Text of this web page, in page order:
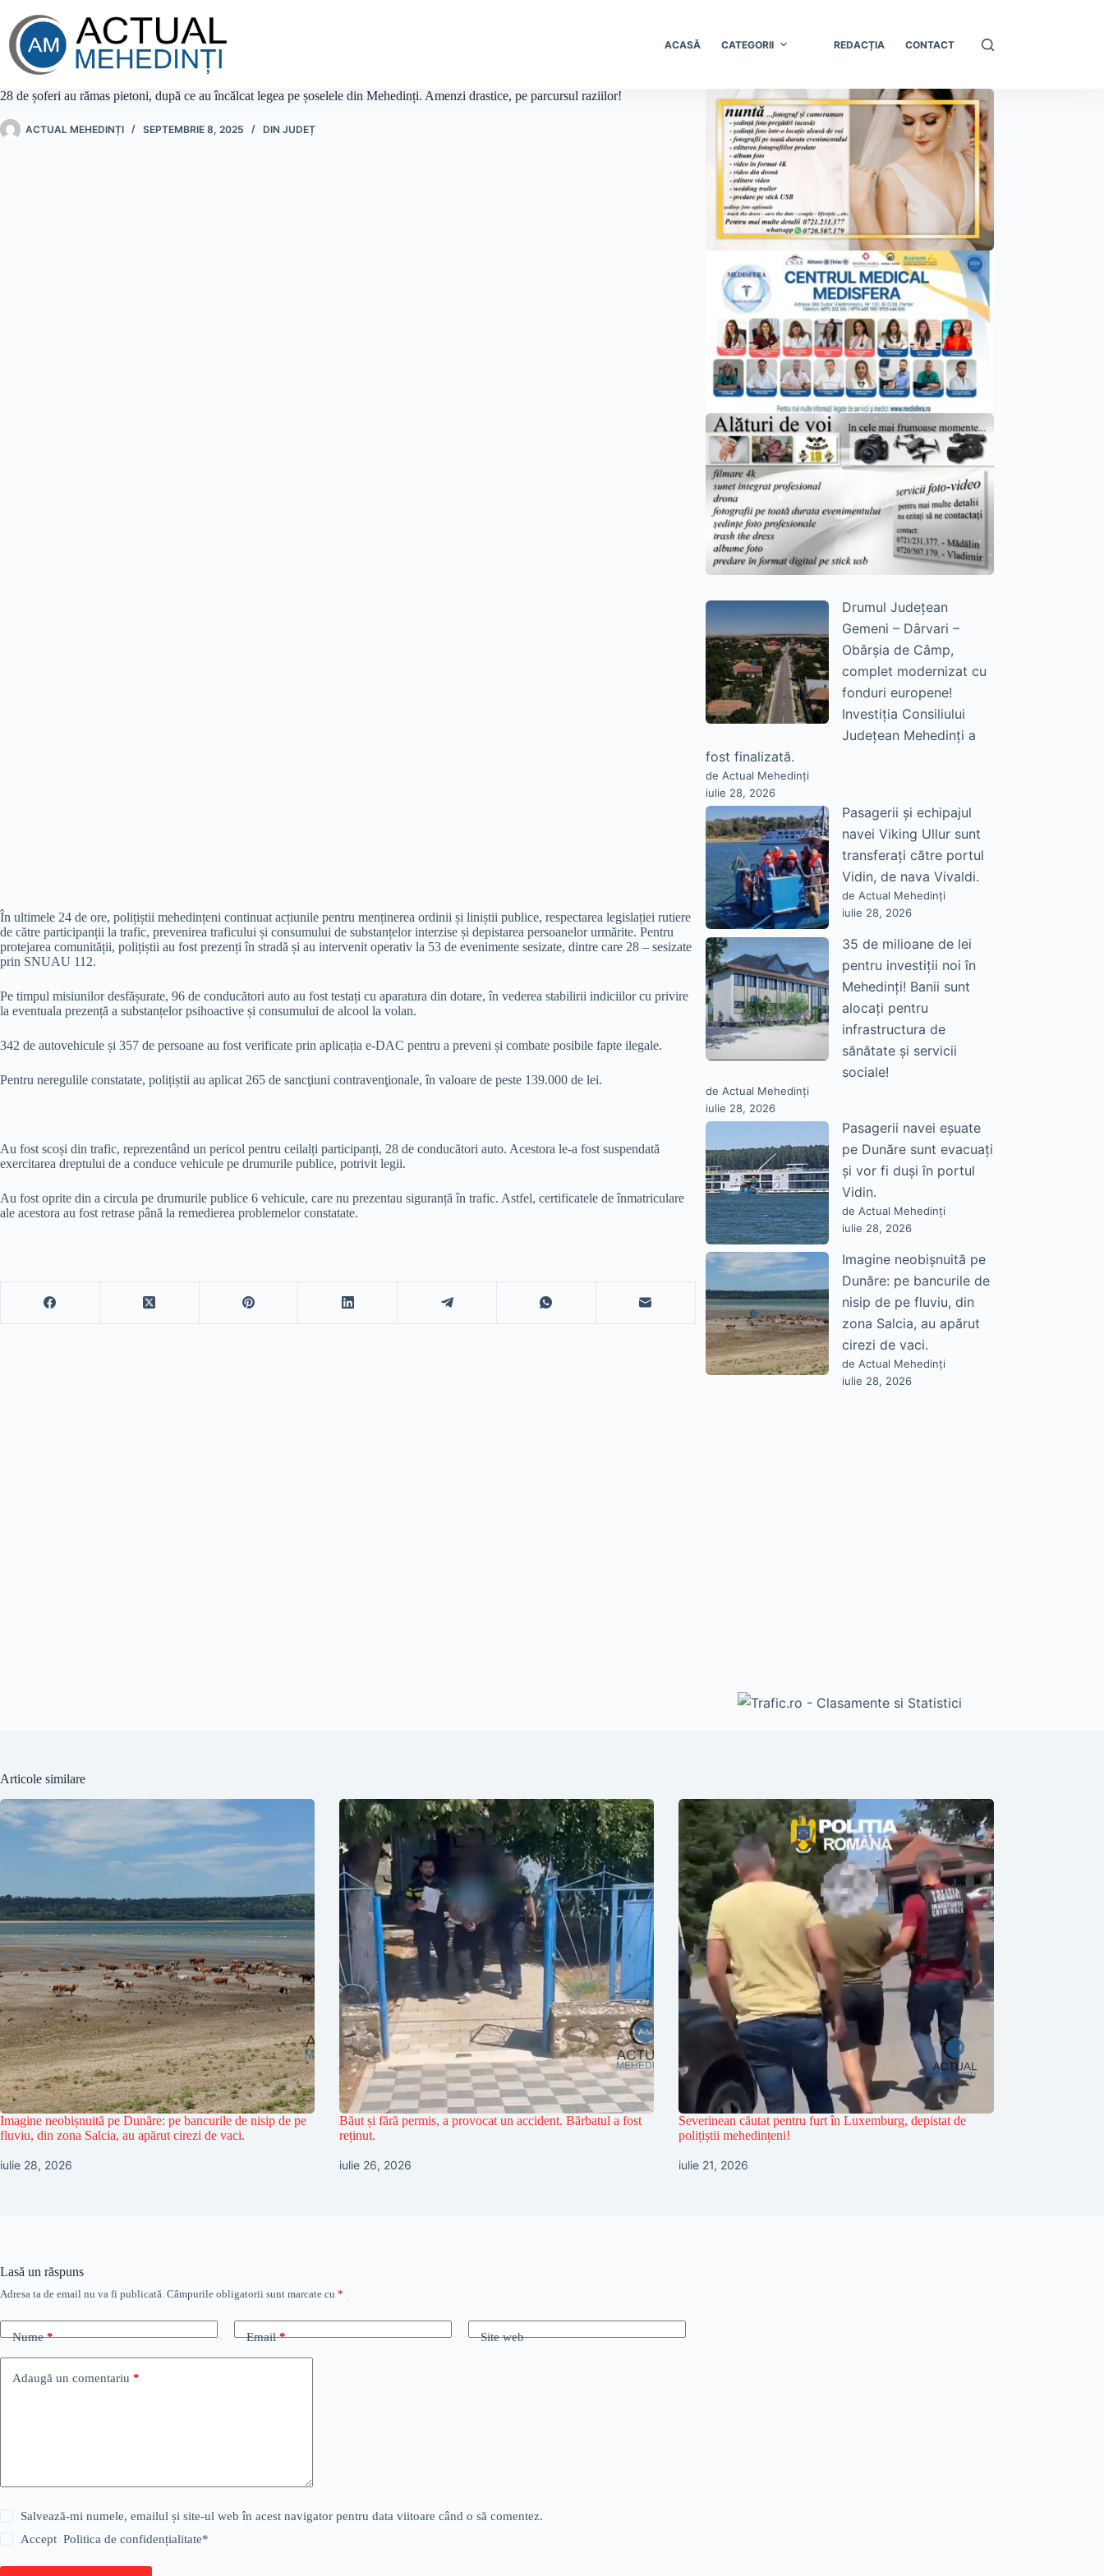
conținut
ACASĂ CATEGORII REDACȚIA CONTACT
28 de șoferi au rămas pietoni, după ce au încălcat legea pe șoselele din Mehedinți. Amenzi drastice, pe parcursul raziilor!
ACTUAL MEHEDINȚI SEPTEMBRIE 8, 2025 DIN JUDEȚ
În ultimele 24 de ore, polițiștii mehedințeni continuat acțiunile pentru menținerea ordinii și liniștii publice, respectarea legislației rutiere
de către participanții la trafic, prevenirea traficului și consumului de substanțelor interzise și depistarea persoanelor urmărite. Pentru
protejarea comunității, polițiștii au fost prezenți în stradă și au intervenit operativ la 53 de evenimente sesizate, dintre care 28 – sesizate
prin SNUAU 112.
Pe timpul misiunilor desfășurate, 96 de conducători auto au fost testați cu aparatura din dotare, în vederea stabilirii indiciilor cu privire
la eventuala prezență a substanțelor psihoactive și consumului de alcool la volan.
342 de autovehicule și 357 de persoane au fost verificate prin aplicația e-DAC pentru a preveni și combate posibile fapte ilegale.
Pentru neregulile constatate, polițiștii au aplicat 265 de sancţiuni contravenţionale, în valoare de peste 139.000 de lei.
Au fost scoși din trafic, reprezentând un pericol pentru ceilalți participanți, 28 de conducători auto. Acestora le-a fost suspendată
exercitarea dreptului de a conduce vehicule pe drumurile publice, potrivit legii.
Au fost oprite din a circula pe drumurile publice 6 vehicule, care nu prezentau siguranță în trafic. Astfel, certificatele de înmatriculare
ale acestora au fost retrase până la remedierea problemelor constatate.
Drumul Județean
Gemeni – Dârvari –
Obârșia de Câmp,
complet modernizat cu
fonduri europene!
Investiția Consiliului
Județean Mehedinți a
fost finalizată.
de Actual Mehedinți
iulie 28, 2026
Pasagerii și echipajul
navei Viking Ullur sunt
transferați către portul
Vidin, de nava Vivaldi.
de Actual Mehedinți
iulie 28, 2026
35 de milioane de lei
pentru investiții noi în
Mehedinți! Banii sunt
alocați pentru
infrastructura de
sănătate și servicii
sociale!
de Actual Mehedinți
iulie 28, 2026
Pasagerii navei eșuate
pe Dunăre sunt evacuați
și vor fi duși în portul
Vidin.
de Actual Mehedinți
iulie 28, 2026
Imagine neobișnuită pe
Dunăre: pe bancurile de
nisip de pe fluviu, din
zona Salcia, au apărut
cirezi de vaci.
de Actual Mehedinți
iulie 28, 2026
Articole similare
Imagine neobișnuită pe Dunăre: pe bancurile de nisip de pe
fluviu, din zona Salcia, au apărut cirezi de vaci.
iulie 28, 2026
Băut și fără permis, a provocat un accident. Bărbatul a fost
reținut.
iulie 26, 2026
Severinean căutat pentru furt în Luxemburg, depistat de
polițiștii mehedințeni!
iulie 21, 2026
Lasă un răspuns
Adresa ta de email nu va fi publicată. Câmpurile obligatorii sunt marcate cu *
Nume* Email* Site web
Adaugă un comentariu *
Salvează-mi numele, emailul și site-ul web în acest navigator pentru data viitoare când o să comentez.
AcceptPolitica de confidențialitate*